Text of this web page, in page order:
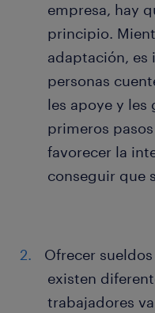
empresa, hay
principio.
adaptación, es
personas
les apoye y les
primeros
favorecer la
conseguir que
Ofrecer
existen
trabajadores